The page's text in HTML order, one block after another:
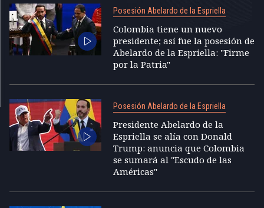
Posesión Abelardo de la Espriella
Colombia tiene un nuevo
presidente; así fue la posesión de
Abelardo de la Espriella: "Firme
por la Patria"
Posesión Abelardo de la Espriella
Presidente Abelardo de la
Espriella se alía con Donald
Trump: anuncia que Colombia
se sumará al "Escudo de las
Américas"